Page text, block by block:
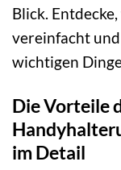
Blick.
vereinfacht
wichtigen
Die Vorteile
im Detail